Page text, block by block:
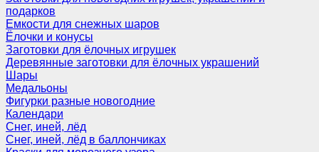
подарков
Емкости для снежных шаров
Ёлочки и конусы
Заготовки для ёлочных игрушек
Деревянные заготовки для ёлочных украшений
Шары
Медальоны
Фигурки разные новогодние
Календари
Снег, иней, лёд
Снег, иней, лёд в баллончиках